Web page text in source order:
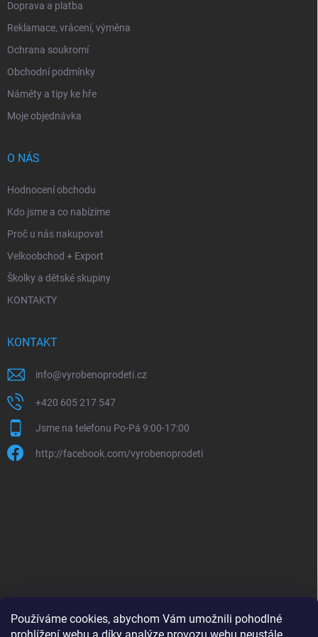
Používáme cookies, abychom Vám umožnili pohodlné
Doprava a platba
Reklamace, vrácení, výměna
Ochrana soukromí
Obchodní podmínky
Náměty a tipy ke hře
Moje objednávka
O NÁS
Hodnocení obchodu
Kdo jsme a co nabízíme
Proč u nás nakupovat
Velkoobchod + Export
Školky a dětské skupiny
KONTAKTY
KONTAKT
info@vyrobenoprodeti.cz
+420 605 217 547
Jsme na telefonu Po-Pá 9:00-17:00
http://facebook.com/vyrobenoprodeti